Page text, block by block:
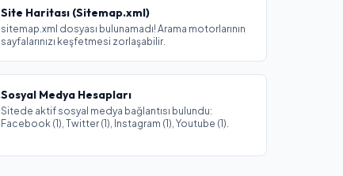
Site Haritası (Sitemap.xml)
sitemap.xml dosyası bulunamadı! Arama motorlarının
sayfalarınızı keşfetmesi zorlaşabilir.
Sosyal Medya Hesapları
Sitede aktif sosyal medya bağlantısı bulundu:
Facebook (1), Twitter (1), Instagram (1), Youtube (1).